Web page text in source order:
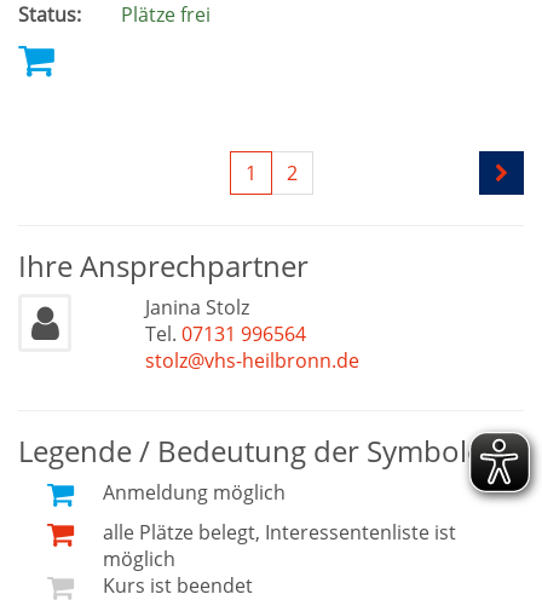
Status:
Plätze frei
1 2
Ihre Ansprechpartner
Janina Stolz
Tel. 07131 996564
stolz@vhs-heilbronn.de
Legende / Bedeutung der Symbole
Anmeldung möglich
alle Plätze belegt, Interessentenliste ist
möglich
Kurs ist beendet